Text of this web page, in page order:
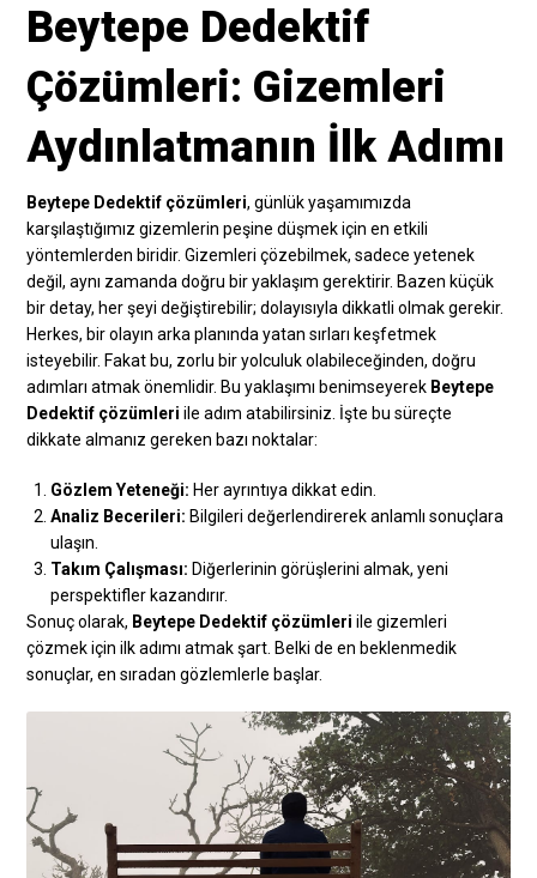
Beytepe Dedektif
Çözümleri: Gizemleri
Aydınlatmanın İlk Adımı
Beytepe Dedektif çözümleri, günlük yaşamımızda
karşılaştığımız gizemlerin peşine düşmek için en etkili
yöntemlerden biridir. Gizemleri çözebilmek, sadece yetenek
değil, aynı zamanda doğru bir yaklaşım gerektirir. Bazen küçük
bir detay, her şeyi değiştirebilir; dolayısıyla dikkatli olmak gerekir.
Herkes, bir olayın arka planında yatan sırları keşfetmek
isteyebilir. Fakat bu, zorlu bir yolculuk olabileceğinden, doğru
adımları atmak önemlidir. Bu yaklaşımı benimseyerek Beytepe
Dedektif çözümleri ile adım atabilirsiniz. İşte bu süreçte
dikkate almanız gereken bazı noktalar:
Gözlem Yeteneği: Her ayrıntıya dikkat edin.
Analiz Becerileri: Bilgileri değerlendirerek anlamlı sonuçlara
ulaşın.
Takım Çalışması: Diğerlerinin görüşlerini almak, yeni
perspektifler kazandırır.
Sonuç olarak, Beytepe Dedektif çözümleri ile gizemleri
çözmek için ilk adımı atmak şart. Belki de en beklenmedik
sonuçlar, en sıradan gözlemlerle başlar.